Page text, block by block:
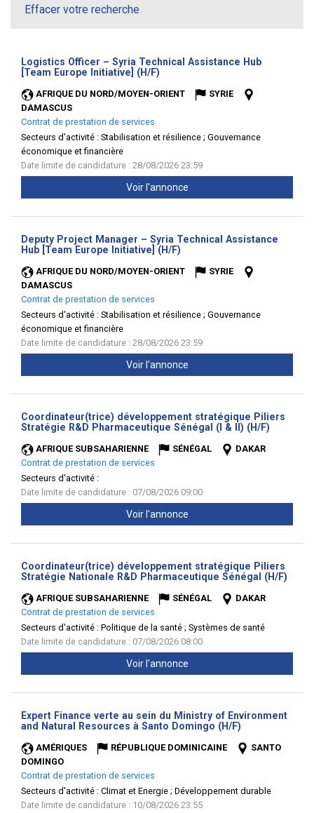
Effacer votre recherche
Logistics Officer – Syria Technical Assistance Hub
[Team Europe Initiative] (H/F)
AFRIQUE DU NORD/MOYEN-ORIENT
SYRIE
DAMASCUS
Contrat de prestation de services
Secteurs d'activité : Stabilisation et résilience ; Gouvernance
économique et financière
Date limite de candidature : 28/08/2026 23:59
Voir l'annonce
Deputy Project Manager – Syria Technical Assistance
Hub [Team Europe Initiative] (H/F)
AFRIQUE DU NORD/MOYEN-ORIENT
SYRIE
DAMASCUS
Contrat de prestation de services
Secteurs d'activité : Stabilisation et résilience ; Gouvernance
économique et financière
Date limite de candidature : 28/08/2026 23:59
Voir l'annonce
Coordinateur(trice) développement stratégique Piliers
Stratégie R&D Pharmaceutique Sénégal (I & II) (H/F)
AFRIQUE SUBSAHARIENNE SÉNÉGAL
DAKAR
Contrat de prestation de services
Secteurs d'activité :
Date limite de candidature : 07/08/2026 09:00
Voir l'annonce
Coordinateur(trice) développement stratégique Piliers
Stratégie Nationale R&D Pharmaceutique Sénégal (H/F)
AFRIQUE SUBSAHARIENNE SÉNÉGAL
DAKAR
Contrat de prestation de services
Secteurs d'activité : Politique de la santé ; Systèmes de santé
Date limite de candidature : 07/08/2026 08:00
Voir l'annonce
Expert Finance verte au sein du Ministry of Environment
and Natural Resources à Santo Domingo (H/F)
AMÉRIQUES RÉPUBLIQUE DOMINICAINE
SANTO
DOMINGO
Contrat de prestation de services
Secteurs d'activité : Climat et Energie ; Développement durable
Date limite de candidature : 10/08/2026 23:55